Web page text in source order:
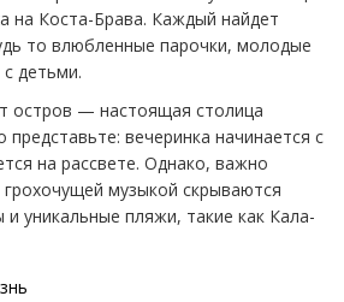
на Коста-Брава. Каждый найдет
то влюбленные парочки, молодые
детьми.
остров — настоящая столица
вечеринка начинается с
на рассвете. Однако, важно
музыкой скрываются
и уникальные пляжи, такие как Кала-